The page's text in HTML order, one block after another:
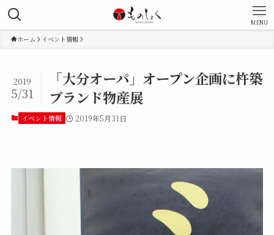
MENU
ホーム イベント情報
「大分オーパ」オープン企画に杵築
ブランド物産展
2019
5/31
イベント情報 2019年5月31日